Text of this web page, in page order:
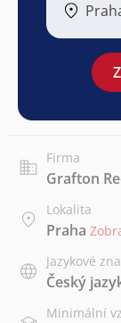
Firma
Grafton
Lokalita
Praha
Jazykové
Český
Minimální